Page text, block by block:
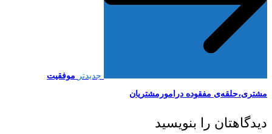
جدیدتر موفقیت
مشتری،حلقه‌ی مفقوده درامورمشتریان
دیدگاهتان را بنویسید